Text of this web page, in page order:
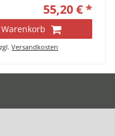
55,20 € *
Versandkosten